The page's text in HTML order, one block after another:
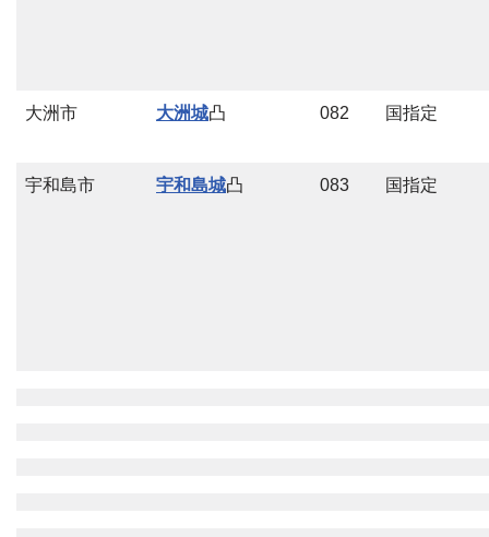
大洲市 大洲城凸 082 国指定
宇和島市 宇和島城凸 083 国指定